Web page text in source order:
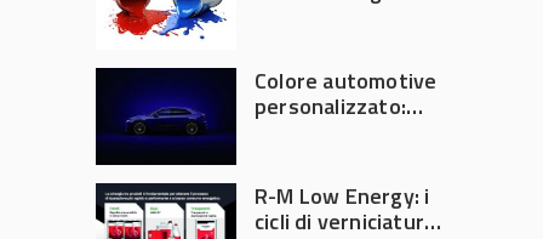
Colore automotive
personalizzato:
diventa ingegneria
di precisione
R-M Low Energy: i
cicli di verniciatura